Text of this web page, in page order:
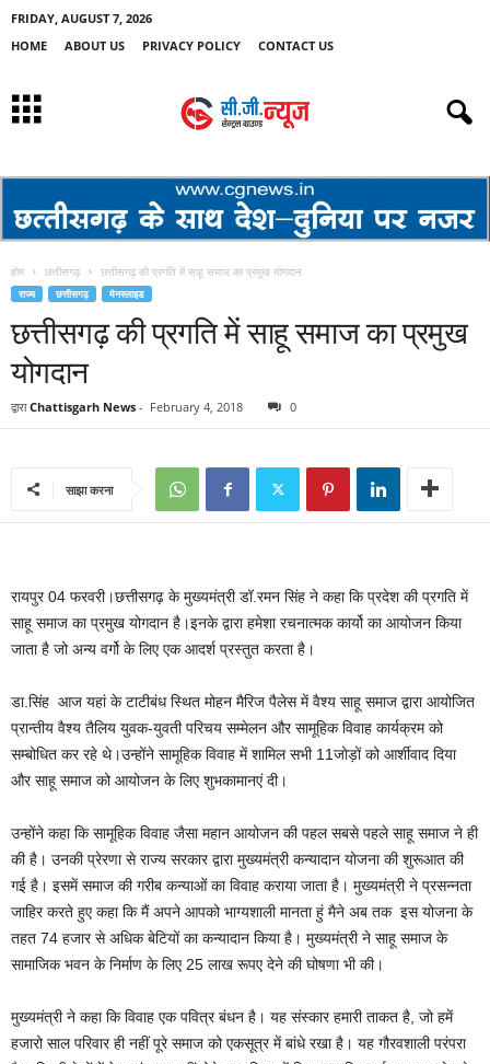
FRIDAY, AUGUST 7, 2026
HOME
ABOUT US PRIVACY POLICY CONTACT US
होम छत्तीसगढ़ छत्तीसगढ़ की प्रगति में साहू समाज का प्रमुख योगदान
राज्य छत्तीसगढ़ मेनस्लाइड
छत्तीसगढ़ की प्रगति में साहू समाज का प्रमुख
योगदान
द्वारा Chattisgarh News - February 4, 2018 0
साझा करना
रायपुर 04 फरवरी।छत्तीसगढ़ के मुख्यमंत्री डॉ.रमन सिंह ने कहा कि प्रदेश की प्रगति में
साहू समाज का प्रमुख योगदान है।इनके द्वारा हमेशा रचनात्मक कार्यो का आयोजन किया
जाता है जो अन्य वर्गो के लिए एक आदर्श प्रस्तुत करता है।
डा.सिंह आज यहां के टाटीबंध स्थित मोहन मैरिज पैलेस में वैश्य साहू समाज द्वारा आयोजित
प्रान्तीय वैश्य तैलिय युवक-युवती परिचय सम्मेलन और सामूहिक विवाह कार्यक्रम को
सम्बोधित कर रहे थे।उन्होंने सामूहिक विवाह में शामिल सभी 11जोड़ों को आर्शीवाद दिया
और साहू समाज को आयोजन के लिए शुभकामानएं दी।
उन्होंने कहा कि सामूहिक विवाह जैसा महान आयोजन की पहल सबसे पहले साहू समाज ने ही
की है। उनकी प्रेरणा से राज्य सरकार द्वारा मुख्यमंत्री कन्यादान योजना की शुरूआत की
गई है। इसमें समाज की गरीब कन्याओं का विवाह कराया जाता है। मुख्यमंत्री ने प्रसन्नता
जाहिर करते हुए कहा कि मैं अपने आपको भाग्यशाली मानता हुं मैने अब तक इस योजना के
तहत 74 हजार से अधिक बेटियों का कन्यादान किया है। मुख्यमंत्री ने साहू समाज के
सामाजिक भवन के निर्माण के लिए 25 लाख रूपए देने की घोषणा भी की।
मुख्यमंत्री ने कहा कि विवाह एक पवित्र बंधन है। यह संस्कार हमारी ताकत है, जो हमें
हजारो साल परिवार ही नहीं पूरे समाज को एकसूत्र में बांधे रखा है। यह गौरवशाली परंपरा